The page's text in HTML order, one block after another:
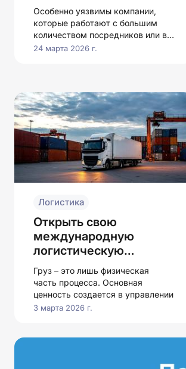
и реальные решения
Особенно уязвимы компании,
которые работают с большим
количеством посредников или в
высококонкурентных сегментах
24 марта 2026 г.
Логистика
Открыть свою
международную
логистическую
компанию
Груз – это лишь физическая
часть процесса. Основная
ценность создается в управлении
3 марта 2026 г.